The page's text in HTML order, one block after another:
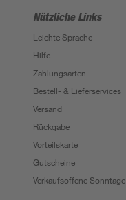
Nützliche Links
Leichte Sprache
Hilfe
Zahlungsarten
Bestell- & Lieferservices
Versand
Rückgabe
Vorteilskarte
Gutscheine
Verkaufsoffene Sonntage